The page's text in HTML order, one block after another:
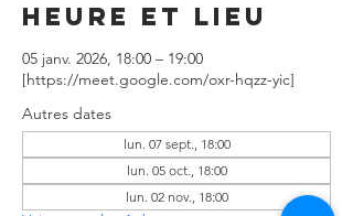
Heure et lieu
05 janv. 2026, 18:00 – 19:00
[https://meet.google.com/oxr-hqzz-yic]
Autres dates
lun. 07 sept., 18:00
lun. 05 oct., 18:00
lun. 02 nov., 18:00